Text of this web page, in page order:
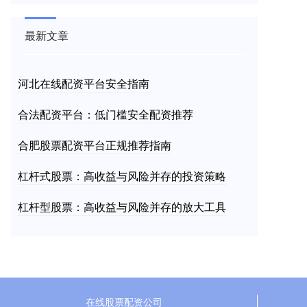
最新文章
河北在线配资平台安全指南
合法配资平台：低门槛安全配资推荐
合肥股票配资平台正规推荐指南
杠杆式股票：高收益与风险并存的投资策略
杠杆型股票：高收益与风险并存的放大工具
在线股票配资公司